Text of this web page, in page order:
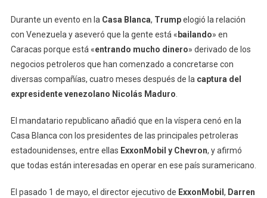
Durante un evento en la Casa Blanca, Trumpelogió la relación
con Venezuela y aseveró que la gente está « bailando» en
Caracas porque está «entrando mucho dinero» derivado de los
negocios petroleros que han comenzado a concretarse con
diversas compañías, cuatro meses después de la captura del
expresidente venezolano Nicolás Maduro
El mandatario republicano añadió que en la víspera cenó en la
Casa Blanca con los presidentes de las principales petroleras
estadounidenses, entre ellas ExxonMobil y Chevron, y afirmó
que todas están interesadas en operar en ese país suramericano.
El pasado 1 de mayo, el director ejecutivo de ExxonMobil , Darren